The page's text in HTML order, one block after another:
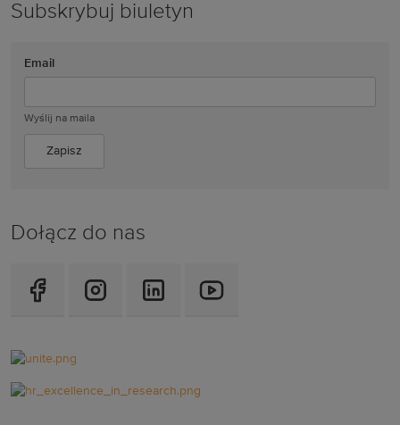
Subskrybuj biuletyn
Email
Wyślij na maila
Dołącz do nas